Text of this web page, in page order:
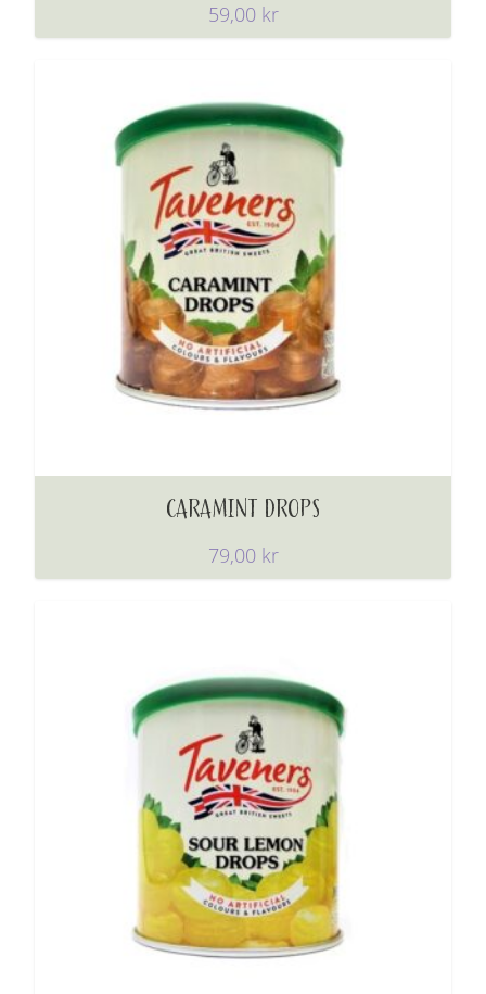
59,00 kr
CARAMINT DROPS
79,00 kr